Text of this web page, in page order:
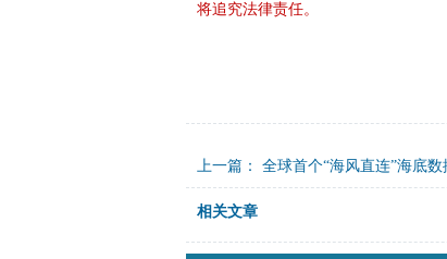
将追究法律责任。
上一篇： 全球首个“海风直连”海底
相关文章